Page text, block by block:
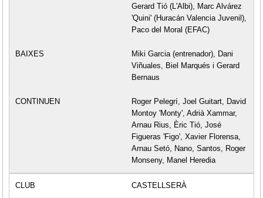
Gerard Tió (L'Albi), Marc Alvárez
'Quini' (Huracán Valencia Juvenil),
Paco del Moral (EFAC)
Miki Garcia (entrenador), Dani
Viñuales, Biel Marqués i Gerard
Bernaus
Roger Pelegrí, Joel Guitart, David
Montoy 'Monty', Adrià Xammar,
Arnau Rius, Èric Tió, José
Figueras 'Figo', Xavier Florensa,
Arnau Setó, Nano, Santos, Roger
Monseny, Manel Heredia
CASTELLSERÀ